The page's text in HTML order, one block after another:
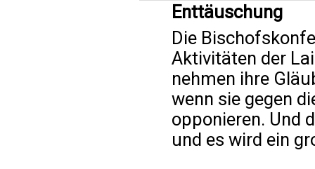
Enttäuschung
Die
Aktivitäten der
nehmen ihre
wenn sie gegen
opponieren. Und
und es wird ein